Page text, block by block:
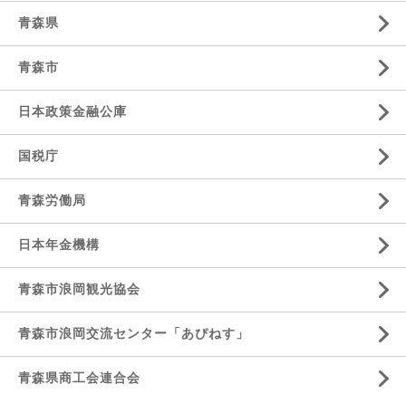
青森県
青森市
日本政策金融公庫
国税庁
青森労働局
日本年金機構
青森市浪岡観光協会
青森市浪岡交流センター「あぴねす」
青森県商工会連合会